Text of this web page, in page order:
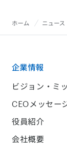
ホーム ニュース
企業情報
ビジョン・ミ
CEOメッセー
役員紹介
会社概要